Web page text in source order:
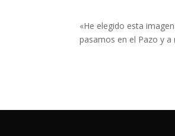
«He elegido esta
pasamos en el Pazo y a